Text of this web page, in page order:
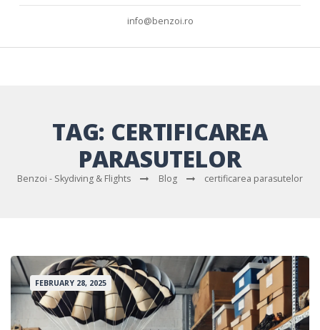
info@benzoi.ro
TAG: CERTIFICAREA
PARASUTELOR
Benzoi - Skydiving & Flights Blog certificarea parasutelor
FEBRUARY 28, 2025